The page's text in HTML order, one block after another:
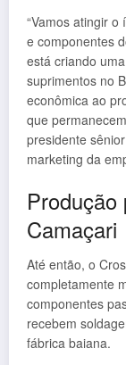
“Vamos atingir
e componentes
está criando
suprimentos no
econômica ao
que
presidente
marketing da
Produção
Camaçari
Até então, o
completamente
componentes
recebem
fábrica baiana.